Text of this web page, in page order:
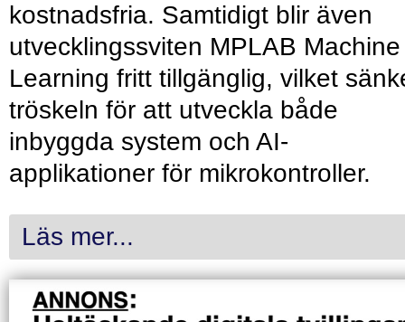
kostnadsfria. Samtidigt blir även
utvecklingssviten MPLAB Machine
Learning fritt tillgänglig, vilket
tröskeln för att utveckla både
inbyggda system och AI-
applikationer för mikrokontroller.
Läs mer...